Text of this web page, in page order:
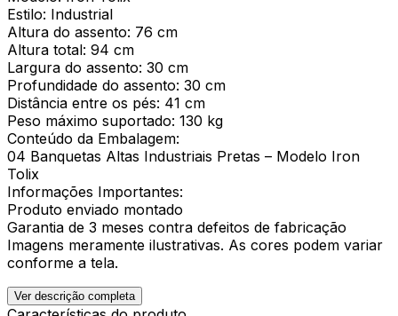
Estilo: Industrial
Altura do assento: 76 cm
Altura total: 94 cm
Largura do assento: 30 cm
Profundidade do assento: 30 cm
Distância entre os pés: 41 cm
Peso máximo suportado: 130 kg
Conteúdo da Embalagem:
04 Banquetas Altas Industriais Pretas – Modelo Iron
Tolix
Informações Importantes:
Produto enviado montado
Garantia de 3 meses contra defeitos de fabricação
Imagens meramente ilustrativas. As cores podem variar
conforme a tela.
Ver descrição completa